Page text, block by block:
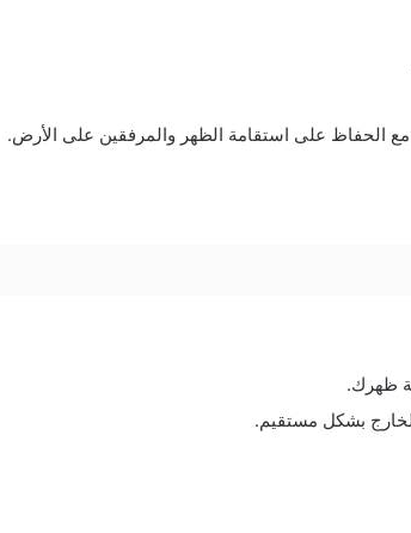
مع الحفاظ على استقامة الظهر والمرفقين على الأرض.
ظهرك.
بشكل مستقيم.